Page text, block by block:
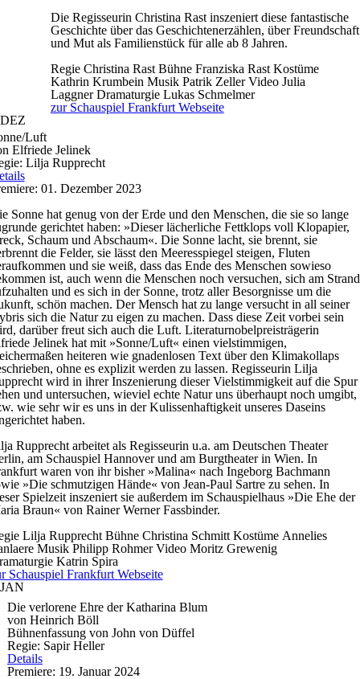
Die Regisseurin Christina Rast inszeniert diese fantastische
Geschichte über das Geschichtenerzählen, über Freundschaft
und Mut als Familienstück für alle ab 8 Jahren.
RegieChristina Rast BühneFranziska Rast Kostüme
Kathrin Krumbein MusikPatrik ZellerVideoJulia
LaggnerDramaturgieLukas Schmelmer
zur Schauspiel Frankfurt Webseite
DEZ
Luft
Elfriede Jelinek
Lilja Rupprecht
01. Dezember 2023
Sonne hat genug von der Erde und den Menschen, die sie so lange
gerichtet haben: »Dieser lächerliche Fettklops voll Klopapier,
Schaum und Abschaum«. Die Sonne lacht, sie brennt, sie
die Felder, sie lässt den Meeresspiegel steigen, Fluten
und sie weiß, dass das Ende des Menschen sowieso
ist, auch wenn die Menschen noch versuchen, sich am Strand
und es sich in der Sonne, trotz aller Besorgnisse um die
schön machen. Der Mensch hat zu lange versucht in all seiner
sich die Natur zu eigen zu machen. Dass diese Zeit vorbei sein
darüber freut sich auch die Luft. Literaturnobelpreisträgerin
Jelinek hat mit »Sonne/Luft« einen vielstimmigen,
heiteren wie gnadenlosen Text über den Klimakollaps
ohne es explizit werden zu lassen. Regisseurin Lilja
wird in ihrer Inszenierung dieser Vielstimmigkeit auf die Spur
und untersuchen, wieviel echte Natur uns überhaupt noch umgibt,
wie sehr wir es uns in der Kulissenhaftigkeit unseres Daseins
haben.
Rupprecht arbeitet als Regisseurin u.a. am Deutschen Theater
am Schauspiel Hannover und am Burgtheater in Wien. In
waren von ihr bisher »Malina« nach Ingeborg Bachmann
»Die schmutzigen Hände« von Jean-Paul Sartre zu sehen. In
Spielzeit inszeniert sie außerdem im Schauspielhaus »Die Ehe der
Braun« von Rainer Werner Fassbinder.
Lilja Rupprecht BühneChristina Schmitt Kostüme Annelies
Musik Philipp RohmerVideoMoritz Grewenig
Katrin Spira
Schauspiel Frankfurt Webseite
JAN
Die verlorene Ehre der Katharina Blum
von Heinrich Böll
Bühnenfassung von John von Düffel
Regie: Sapir Heller
Details
Premiere: 19. Januar 2024